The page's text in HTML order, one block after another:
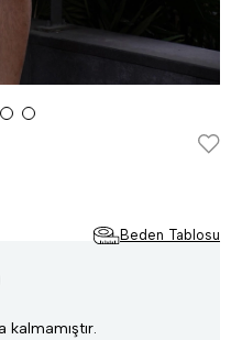
Beden Tablosu
kalmamıştır.